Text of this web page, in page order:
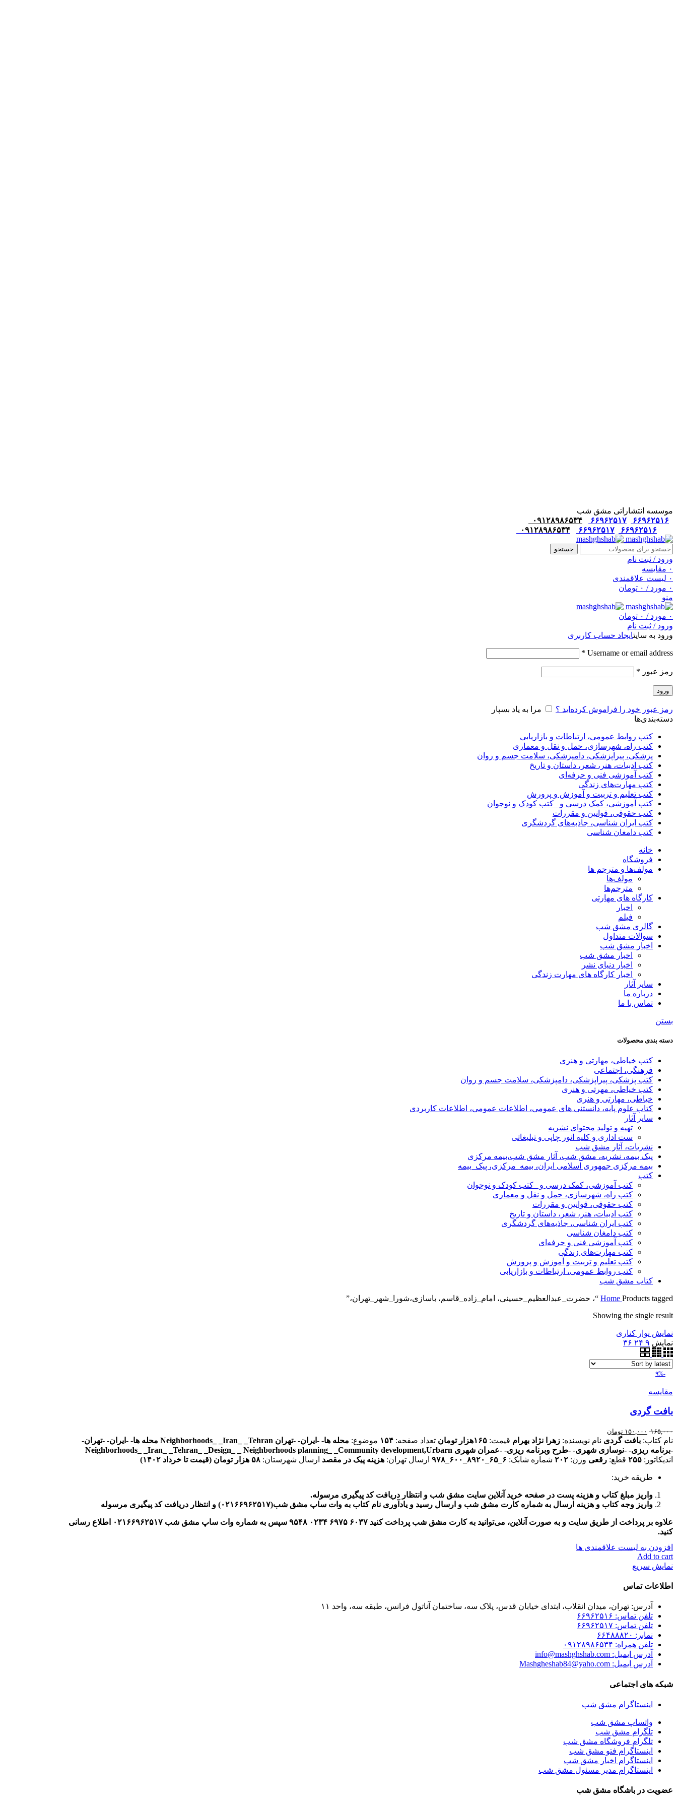
موسسه انتشاراتی مشق شب
۶۶۹۶۲۵۱۶
۶۶۹۶۲۵۱۷
۰۹۱۲۸۹۸۶۵۳۴
۶۶۹۶۲۵۱۶
۶۶۹۶۲۵۱۷ ۰۹۱۲۸۹۸۶۵۳۴
جستجو
ورود / ثبت نام
۰ مقایسه
۰ لیست علاقمندی
۰ مورد / ۰ تومان
منو
۰ مورد / ۰ تومان
ورود / ثبت نام
ورود به سایتایجاد حساب کاربری
Username or email address
*
رمز عبور *
ورود
رمز عبور خود را فراموش کرده‌اید ؟
مرا به یاد بسپار
دسته‌بندی‌ها
کتب روابط عمومی، ارتباطات و بازاریابی
کتب راه، شهرسازی، حمل و نقل و معماری
پزشکی، پیراپزشکی، دامپزشکی، سلامت جسم و روان
کتب ادبیات، هنر، شعر، داستان و تاریخ
کتب آموزشی فنی و حرفه‌ای
کتب مهارت‌های زندگی
کتب تعلیم و تربیت و آموزش و پرورش
کتب آموزشی، کمک درسی و _کتب کودک و نوجوان
کتب حقوقی، قوانین و مقررات
کتب ایران شناسی، جاذبه‌های گردشگری
کتب دامغان شناسی
خانه
فروشگاه
مولف‌ها و مترجم ها
مولف‌ها
مترجم‌ها
کارگاه های مهارتی
اخبار
فیلم
گالری مشق شب
سوالات متداول
اخبار مشق شب
اخبار مشق شب
اخبار دنیای نشر
اخبار کارگاه های مهارت زندگی
سایر آثار
درباره ما
تماس با ما
بستن
دسته بندی محصولات
کتب خیاطی، مهارتی و هنری
فرهنگی، اجتماعی
کتب پزشکی، پیراپزشکی، دامپزشکی، سلامت جسم و روان
کتب خیاطی، مهرتی و هنری
خیاطی، مهارتی و هنری
کتاب علوم پایه، دانستنی های عمومی، اطلاعات عمومی، اطلاعات کاربردی
سایر آثار
تهیه و تولید محتوای نشریه
ست اداری و کلیه انور چاپی و تبلیغاتی
نشریات، آثار مشق شب
پیک بیمه، نشریه، مشق شب، آثار مشق شب،بیمه مرکزی
بیمه مرکزی جمهوری اسلامی ایران، بیمه_مرکزی، پیک_بیمه
کتب
کتب آموزشی، کمک درسی و _کتب کودک و نوجوان
کتب راه، شهرسازی، حمل و نقل و معماری
کتب حقوقی، قوانین و مقررات
کتب ادبیات، هنر، شعر، داستان و تاریخ
کتب ایران شناسی، جاذبه‌های گردشگری
کتب دامغان شناسی
کتب آموزشی فنی و حرفه‌ای
کتب مهارت‌های زندگی
کتب تعلیم و تربیت و آموزش و پرورش
کتب روابط عمومی، ارتباطات و بازاریابی
کتاب مشق شب
Home Products tagged “، حضرت_عبدالعظیم_حسینی، امام_زاده_قاسم، باسازی،شورا_شهر_تهران،”
Showing the single result
نمایش نوار کناری
نمایش ۹ ۲۴ ۳۶
-۹%
مقایسه
بافت گردی
۱۶۵,۰۰۰ ۱۵۰,۰۰۰ تومان
نام کتاب: بافت گردی نام نویسنده: زهرا نژاد بهرام قیمت: ۱۶۵هزار تومان تعداد صفحه: ۱۵۴ موضوع: محله ها- -ایران- -تهران Neighborhoods_ _Iran_ _Tehran محله ها- -ایران- -تهران-
-برنامه ریزی- -نوسازی شهری- -طرح وبرنامه ریزی- -عمران شهری
Neighborhoods_ _Iran_ _Tehran_ _Design_ _
Neighborhoods planning_ _Community development,Urbarn
اندیکاتور:
قطع: رقعی وزن: ۲۰۲ شماره شابک: ارسال تهران: هزینه پیک در مقصد ارسال شهرستان:
طریقه خرید:
واریز مبلغ کتاب و هزینه پست در صفحه خرید آنلاین سایت مشق شب و انتظار دریافت کد پیگیری مرسوله.
واریز وجه کتاب و هزینه ارسال به شماره کارت مشق شب و ارسال رسید و یادآوری نام کتاب به وات ساپ مشق شب(۰۲۱۶۶۹۶۲۵۱۷) و انتظار دریافت کد پیگیری مرسوله
علاوه بر پرداخت از طریق سایت و به صورت آنلاین، می‌توانید به کارت مشق شب پرداخت کنید ۶۰۳۷ ۶۹۷۵ ۰۲۳۴ ۹۵۴۸ سپس به شماره وات ساپ مشق شب
۰۲۱۶۶۹۶۲۵۱۷ اطلاع رسانی
کنید.
افزودن به لیست علاقمندی ها
Add to cart
نمایش سریع
اطلاعات تماس
آدرس: تهران، میدان انقلاب، ابتدای خیابان قدس، پلاک سه، ساختمان آناتول فرانس، طبقه سه، واحد ۱۱
تلفن تماس: ۶۶۹۶۲۵۱۶
تلفن تماس: ۶۶۹۶۲۵۱۷
نمابر: ۶۶۴۸۸۸۲۰
تلفن همراه: ۰۹۱۲۸۹۸۶۵۳۴
آدرس ایمیل: info@mashghshab.com
آدرس ایمیل: Mashgheshab84@yaho.com
شبکه های اجتماعی
اینستاگرام مشق شب
واتساپ مشق شب
تلگرام مشق شب
تلگرام فروشگاه مشق شب
اینستاگرام فتو مشق شب
اینستاگرام اخبار مشق شب
اینستاگرام مدیر مسئول مشق شب
عضویت در باشگاه مشق شب